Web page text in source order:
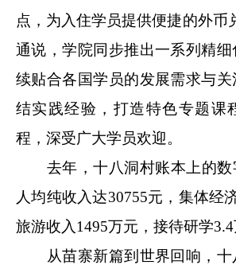
点，为入住学员提供便捷的外币
通说，学院同步推出一系列精
续贴合各国学员的发展需求与
结实践经验，打造特色专题课
程，深受广大学员欢迎。
去年，十八洞村账本上的数
人均纯收入达30755元，集体经
旅游收入1495万元，接待研学3.4
从苗寨新篇到世界回响，十